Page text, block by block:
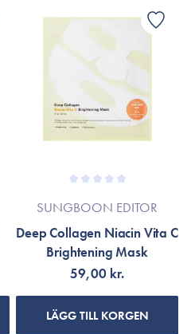
SUNGBOON EDITOR
Deep Collagen Niacin Vita C
Brightening Mask
59,00 kr.
LÄGG TILL KORGEN